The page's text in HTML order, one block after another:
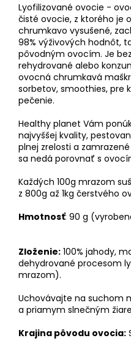
Lyofilizované ovocie -
čisté ovocie, z ktorého je
chrumkavo vysušené,
98% výživových hodnôt,
pôvodným ovocím. Je
rehydrované alebo
ovocná chrumkavá
sorbetov, smoothies, pre
pečenie.
Healthy planet Vám
najvyššej kvality,
plnej zrelosti a
sa nedá porovnať s
Každých 100g mrazom
z 800g až 1kg čerstvého
Hmotnosť: 90 g
Zloženie: 100% jahody,
dehydrované procesom
mrazom).
Uchovávajte na suchom
a priamym slnečným
Krajina pôvodu ovocia: